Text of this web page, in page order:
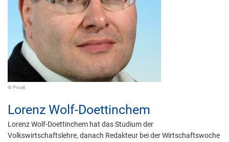
© Privat
Lorenz Wolf-Doettinchem
Lorenz Wolf-Doettinchem hat das Studium der
Volkswirtschaftslehre, danach Redakteur bei der Wirtschaftswoche